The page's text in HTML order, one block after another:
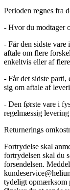
Perioden regnes fra
- Hvor du modtager
- Får den sidste vare
aftale om flere
enkeltvis eller af
- Får det sidste parti,
sig om aftale af
- Den første vare i
regelmæssig
Returnerings
Fortrydelse skal
fortrydelsen skal du
forsendelsen.
tydeligt opmærksom